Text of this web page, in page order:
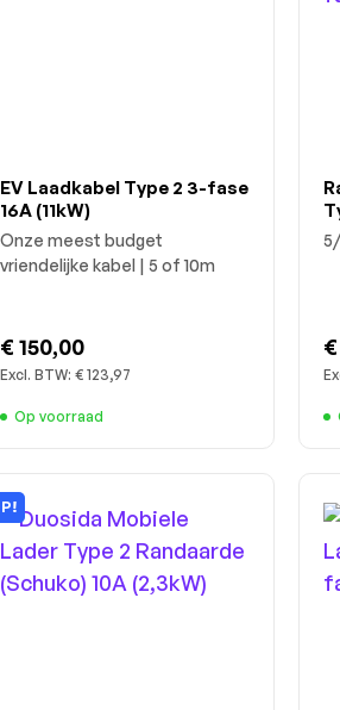
EV Laadkabel Type 2 3-fase
16A (11kW)
Onze meest budget
vriendelijke kabel | 5 of 10m
€ 150,00
Excl. BTW: € 123,97
Op voorraad